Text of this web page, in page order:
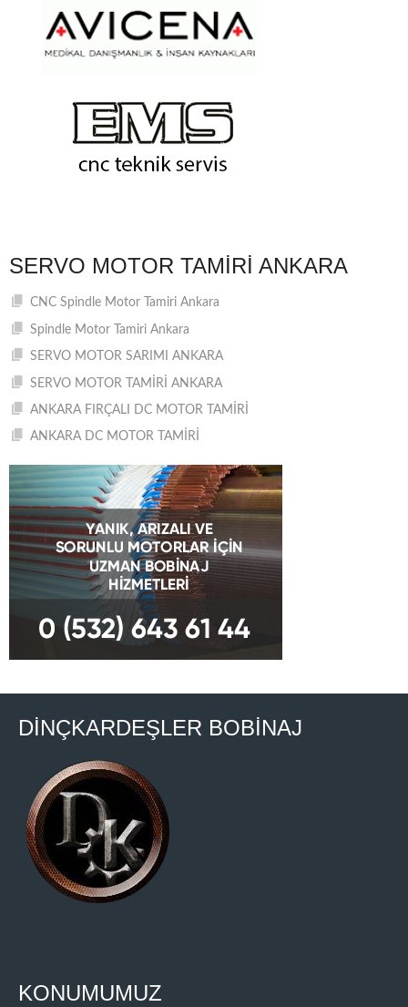
SERVO MOTOR TAMIRI ANKARA
CNC Spindle Motor Tamiri Ankara
Spindle Motor Tamiri Ankara
SERVO MOTOR SARIMI ANKARA
SERVO MOTOR TAMİRİ ANKARA
ANKARA FIRÇALI DC MOTOR TAMİRİ
ANKARA DC MOTOR TAMİRİ
DİNÇKARDEŞLER BOBİNAJ
KONUMUMUZ